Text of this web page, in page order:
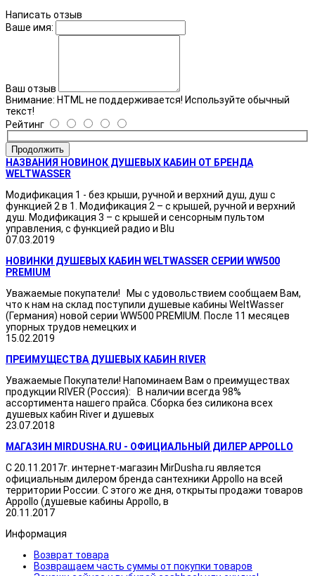
Написать отзыв
Ваше имя:
Ваш отзыв
Внимание: HTML не поддерживается! Используйте обычный
текст!
Рейтинг
Продолжить
НАЗВАНИЯ НОВИНОК ДУШЕВЫХ КАБИН ОТ БРЕНДА
WELTWASSER
Модификация 1 - без крыши, ручной и верхний душ, душ с
функцией 2 в 1. Модификация 2 – с крышей, ручной и верхний
душ. Модификация 3 – с крышей и сенсорным пультом
управления, с функцией радио и Blu
07.03.2019
НОВИНКИ ДУШЕВЫХ КАБИН WELTWASSER СЕРИИ WW500
PREMIUM
Уважаемые покупатели! Мы с удовольствием сообщаем Вам,
что к нам на склад поступили душевые кабины WeltWasser
(Германия) новой серии WW500 PREMIUM. После 11 месяцев
упорных трудов немецких и
15.02.2019
ПРЕИМУЩЕСТВА ДУШЕВЫХ КАБИН RIVER
Уважаемые Покупатели! Напоминаем Вам о преимуществах
продукции RIVER (Россия): В наличии всегда 98%
ассортимента нашего прайса. Сборка без силикона всех
душевых кабин River и душевых
23.07.2018
МАГАЗИН MIRDUSHA.RU - ОФИЦИАЛЬНЫЙ ДИЛЕР APPOLLO
С 20.11.2017г. интернет-магазин MirDusha.ru является
официальным дилером бренда сантехники Appollo на всей
территории России. С этого же дня, открыты продажи товаров
Appollo (душевые кабины Appollo, в
20.11.2017
Информация
Возврат товара
Возвращаем часть суммы от покупки товаров